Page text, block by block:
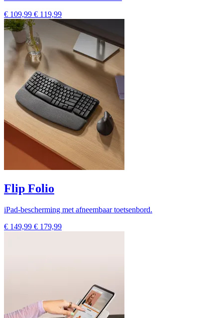
€ 109,99 € 119,99
Flip Folio
iPad-bescherming met afneembaar toetsenbord.
€ 149,99 € 179,99